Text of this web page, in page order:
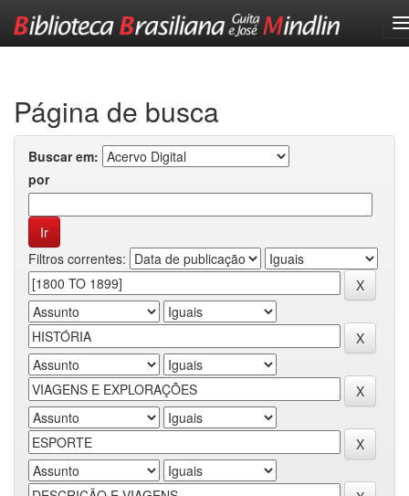
Página de busca
Buscar em:
por
Filtros correntes: